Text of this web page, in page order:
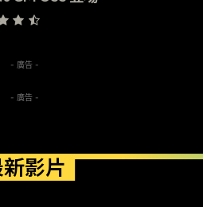
- 廣告 -
- 廣告 -
影片